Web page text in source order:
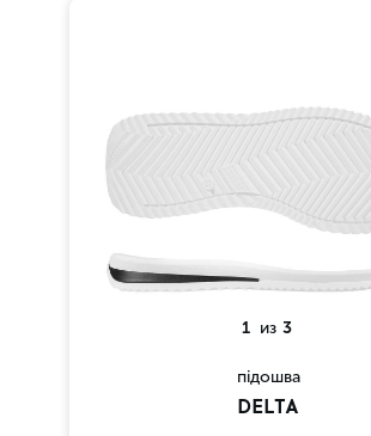
1 из 3
підошва
DELTA